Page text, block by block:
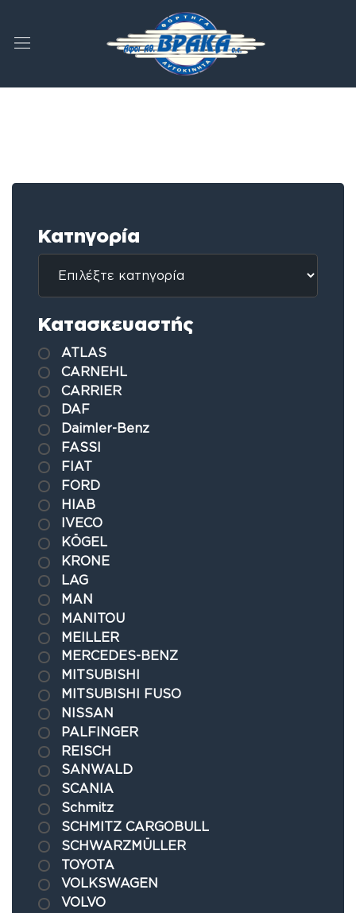
Κατηγορία
Κατασκευαστής
ATLAS
CARNEHL
CARRIER
DAF
Daimler-Benz
FASSI
FIAT
FORD
HIAB
IVECO
KÖGEL
KRONE
LAG
MAN
MANITOU
MEILLER
MERCEDES-BENZ
MITSUBISHI
MITSUBISHI FUSO
NISSAN
PALFINGER
REISCH
SANWALD
SCANIA
Schmitz
SCHMITZ CARGOBULL
SCHWARZMÜLLER
TOYOTA
VOLKSWAGEN
VOLVO